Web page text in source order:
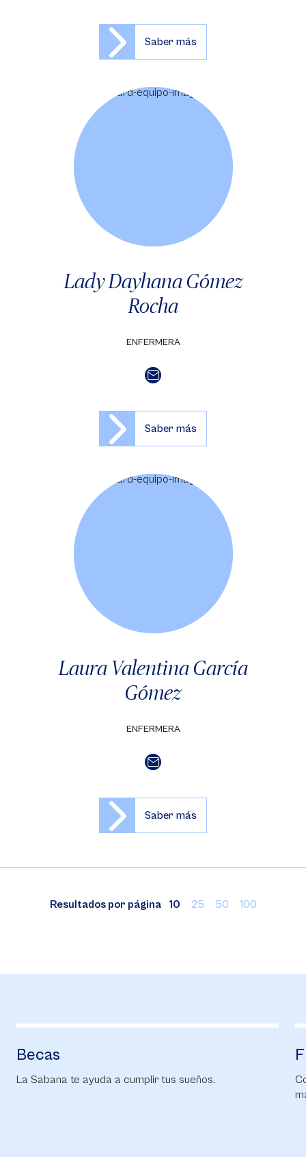
Saber más
Lady Dayhana Gómez
Rocha
ENFERMERA
Saber más
Laura Valentina García
Gómez
ENFERMERA
Saber más
Resultados por página 10 25 50 100
Becas
La Sabana te ayuda a cumplir tus sueños.